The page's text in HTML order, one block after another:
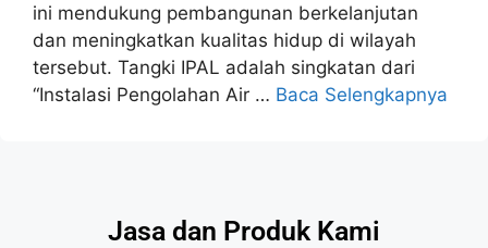
ini mendukung pembangunan berkelanjutan
dan meningkatkan kualitas hidup di wilayah
tersebut. Tangki IPAL adalah singkatan dari
“Instalasi Pengolahan Air … Baca Selengkapnya
Jasa dan Produk Kami